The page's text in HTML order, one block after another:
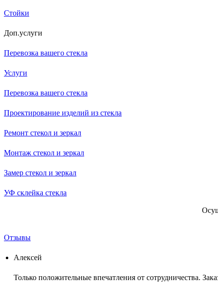
Стойки
Доп.услуги
Перевозка вашего стекла
Услуги
Перевозка вашего стекла
Проектирование изделий из стекла
Ремонт стекол и зеркал
Монтаж стекол и зеркал
Замер стекол и зеркал
УФ склейка стекла
Отзывы
Алексей
Только положительные впечатления от сотрудничества.